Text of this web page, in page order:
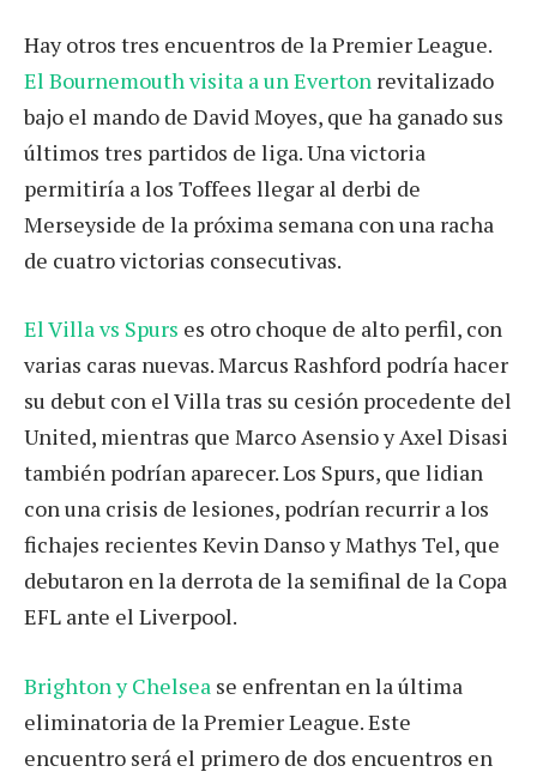
Hay otros tres encuentros de la Premier League.
El Bournemouth visita a un Everton revitalizado
bajo el mando de David Moyes, que ha ganado sus
últimos tres partidos de liga. Una victoria
permitiría a los Toffees llegar al derbi de
Merseyside de la próxima semana con una racha
de cuatro victorias consecutivas.
El Villa vs Spurs es otro choque de alto perfil, con
varias caras nuevas. Marcus Rashford podría hacer
su debut con el Villa tras su cesión procedente del
United, mientras que Marco Asensio y Axel Disasi
también podrían aparecer. Los Spurs, que lidian
con una crisis de lesiones, podrían recurrir a los
fichajes recientes Kevin Danso y Mathys Tel, que
debutaron en la derrota de la semifinal de la Copa
EFL ante el Liverpool.
Brighton y Chelsea se enfrentan en la última
eliminatoria de la Premier League. Este
encuentro será el primero de dos encuentros en